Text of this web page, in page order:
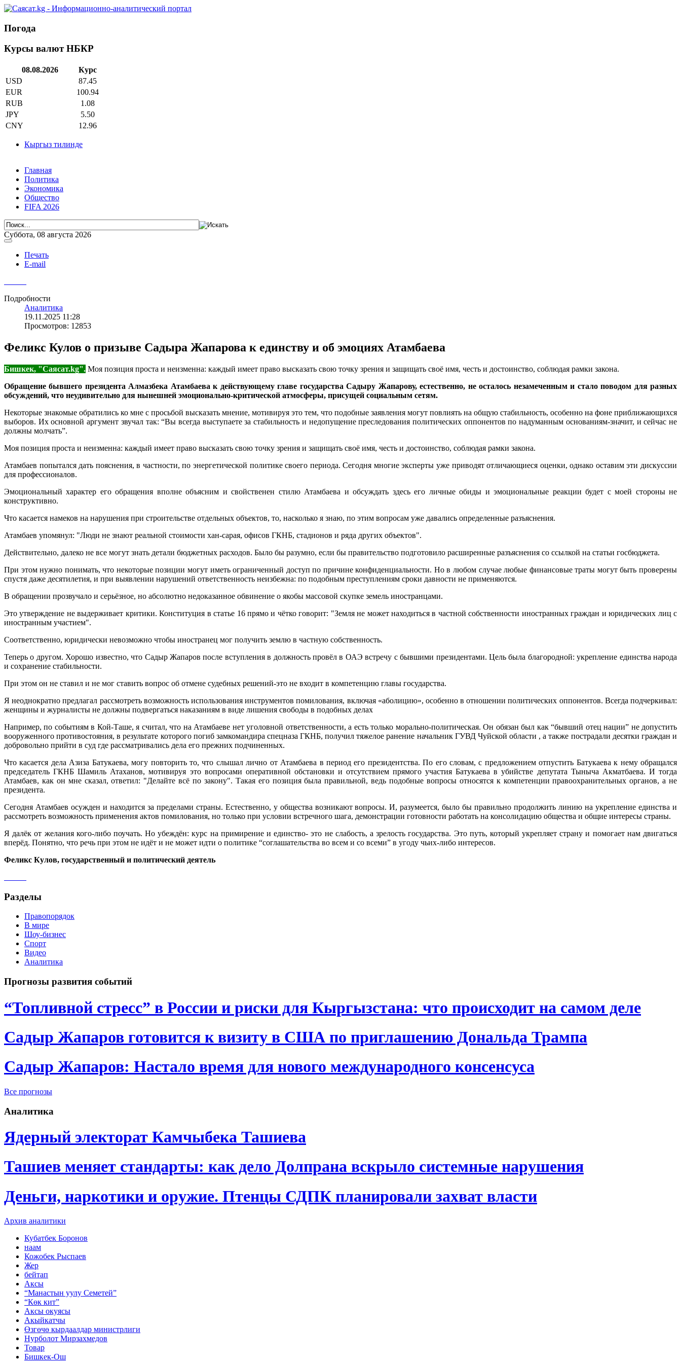
Погода
Курсы валют НБКР
08.08.2026
Курс
USD
87.45
EUR
100.94
RUB
1.08
JPY
5.50
CNY
12.96
Кыргыз тилинде
Главная
Политика
Экономика
Общество
FIFA 2026
Суббота, 08 августа 2026
Печать
E-mail
Подробности
Аналитика
19.11.2025 11:28
Просмотров: 12853
Феликс Кулов о призыве Садыра Жапарова к единству и об эмоциях Атамбаева
Бишкек, "Саясат.kg". Моя позиция проста и неизменна: каждый имеет право высказать свою точку зрения и защищать своё имя, честь и достоинство, соблюдая рамки закона.
Обращение бывшего президента Алмазбека Атамбаева к действующему главе государства Садыру Жапарову, естественно, не осталось незамеченным и стало поводом для разных
обсуждений, что неудивительно для нынешней эмоционально-критической атмосферы, присущей социальным сетям.
Некоторые знакомые обратились ко мне с просьбой высказать мнение, мотивируя это тем, что подобные заявления могут повлиять на общую стабильность, особенно на фоне приближающихся
выборов. Их основной аргумент звучал так: “Вы всегда выступаете за стабильность и недопущение преследования политических оппонентов по надуманным основаниям-значит, и сейчас не
должны молчать”.
Моя позиция проста и неизменна: каждый имеет право высказать свою точку зрения и защищать своё имя, честь и достоинство, соблюдая рамки закона.
Атамбаев попытался дать пояснения, в частности, по энергетической политике своего периода. Сегодня многие эксперты уже приводят отличающиеся оценки, однако оставим эти дискуссии
для профессионалов.
Эмоциональный характер его обращения вполне объясним и свойственен стилю Атамбаева и обсуждать здесь его личные обиды и эмоциональные реакции будет с моей стороны не
конструктивно.
Что касается намеков на нарушения при строительстве отдельных объектов, то, насколько я знаю, по этим вопросам уже давались определенные разъяснения.
Атамбаев упомянул: "Люди не знают реальной стоимости хан-сарая, офисов ГКНБ, стадионов и ряда других объектов".
Действительно, далеко не все могут знать детали бюджетных расходов. Было бы разумно, если бы правительство подготовило расширенные разъяснения со ссылкой на статьи госбюджета.
При этом нужно понимать, что некоторые позиции могут иметь ограниченный доступ по причине конфиденциальности. Но в любом случае любые финансовые траты могут быть проверены
спустя даже десятилетия, и при выявлении нарушений ответственность неизбежна: по подобным преступлениям сроки давности не применяются.
В обращении прозвучало и серьёзное, но абсолютно недоказанное обвинение о якобы массовой скупке земель иностранцами.
Это утверждение не выдерживает критики. Конституция в статье 16 прямо и чётко говорит: "Земля не может находиться в частной собственности иностранных граждан и юридических лиц с
иностранным участием".
Соответственно, юридически невозможно чтобы иностранец мог получить землю в частную собственность.
Теперь о другом. Хорошо известно, что Садыр Жапаров после вступления в должность провёл в ОАЭ встречу с бывшими президентами. Цель была благородной: укрепление единства народа
и сохранение стабильности.
При этом он не ставил и не мог ставить вопрос об отмене судебных решений-это не входит в компетенцию главы государства.
Я неоднократно предлагал рассмотреть возможность использования инструментов помилования, включая «аболицию», особенно в отношении политических оппонентов. Всегда подчеркивал:
женщины и журналисты не должны подвергаться наказаниям в виде лишения свободы в подобных делах
Например, по событиям в Кой-Таше, я считал, что на Атамбаеве нет уголовной ответственности, а есть только морально-политическая. Он обязан был как “бывший отец нации” не допустить
вооруженного противостояния, в результате которого погиб замкомандира спецназа ГКНБ, получил тяжелое ранение начальник ГУВД Чуйской области , а также пострадали десятки граждан и
добровольно прийти в суд где рассматривались дела его прежних подчиненных.
Что касается дела Азиза Батукаева, могу повторить то, что слышал лично от Атамбаева в период его президентства. По его словам, с предложением отпустить Батукаева к нему обращался
председатель ГКНБ Шамиль Атаханов, мотивируя это вопросами оперативной обстановки и отсутствием прямого участия Батукаева в убийстве депутата Тыныча Акматбаева. И тогда
Атамбаев, как он мне сказал, ответил: "Делайте всё по закону". Такая его позиция была правильной, ведь подобные вопросы относятся к компетенции правоохранительных органов, а не
президента.
Сегодня Атамбаев осужден и находится за пределами страны. Естественно, у общества возникают вопросы. И, разумеется, было бы правильно продолжить линию на укрепление единства и
рассмотреть возможность применения актов помилования, но только при условии встречного шага, демонстрации готовности работать на консолидацию общества и общие интересы страны.
Я далёк от желания кого-либо поучать. Но убеждён: курс на примирение и единство- это не слабость, а зрелость государства. Это путь, который укрепляет страну и помогает нам двигаться
вперёд. Понятно, что речь при этом не идёт и не может идти о политике “соглашательства во всем и со всеми” в угоду чьих-либо интересов.
Феликс Кулов, государственный и политический деятель
Разделы
Правопорядок
В мире
Шоу-бизнес
Спорт
Видео
Аналитика
Прогнозы развития событий
“Топливной стресс” в России и риски для Кыргызстана: что происходит на самом деле
Садыр Жапаров готовится к визиту в США по приглашению Дональда Трампа
Садыр Жапаров: Настало время для нового международного консенсуса
Все прогнозы
Аналитика
Ядерный электорат Камчыбека Ташиева
Ташиев меняет стандарты: как дело Долпрана вскрыло системные нарушения
Деньги, наркотики и оружие. Птенцы СДПК планировали захват власти
Архив аналитики
Кубатбек Боронов
наам
Кожобек Рыспаев
Жер
бейтап
Аксы
“Манастын уулу Семетей”
“Көк кит”
Аксы окуясы
Акыйкатчы
Өзгөчө кырдаалдар министрлиги
Нурболот Мирзахмедов
Товар
Бишкек-Ош